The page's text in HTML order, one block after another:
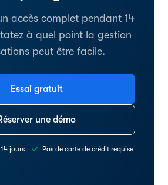
accès complet pendant 14
à quel point la gestion
peut être facile.
Essai gratuit
une démo
jours Pas de carte de crédit requise